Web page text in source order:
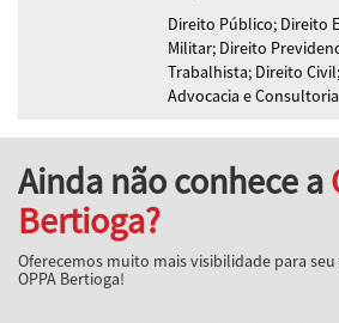
Direito Público; Direito
Militar; Direito
Trabalhista; Direito
Advocacia e Consultoria
Ainda não conhece a
Bertioga?
Oferecemos muito mais visibilidade para
OPPA Bertioga!